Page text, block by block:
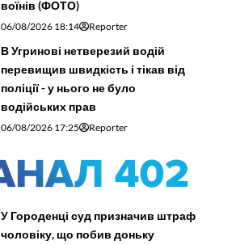
воїнів (ФОТО)
06/08/2026 18:14 Reporter
В Угринові нетверезий водій
перевищив швидкість і тікав від
поліції - у нього не було
водійських прав
06/08/2026 17:25 Reporter
У Городенці суд призначив штраф
чоловіку, що побив доньку